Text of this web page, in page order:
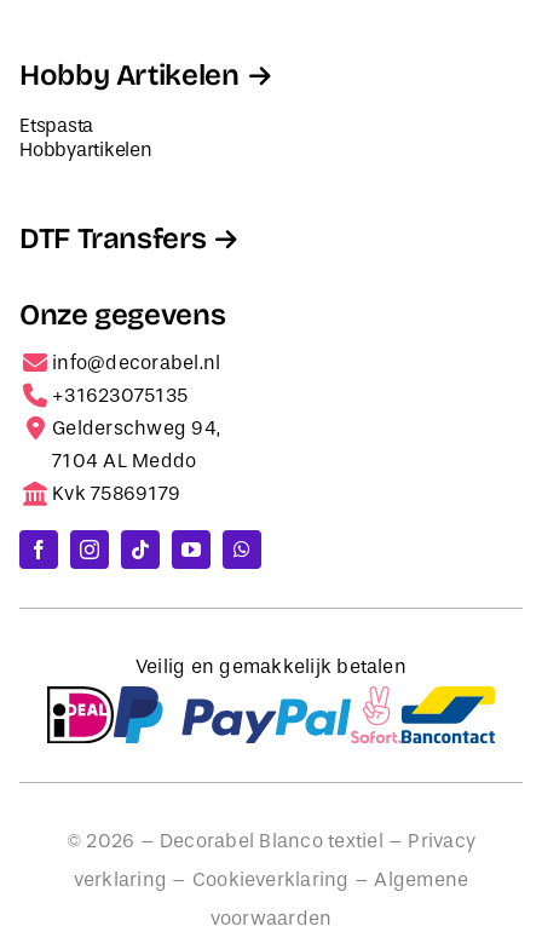
Hobby Artikelen
Etspasta
Hobbyartikelen
DTF Transfers
Onze gegevens
info@decorabel.nl
+31623075135
Gelderschweg 94,
7104 AL Meddo
Kvk 75869179
Veilig en gemakkelijk betalen
© 2026 – Decorabel Blanco textiel – Privacy
verklaring – Cookieverklaring –Algemene
voorwaarden